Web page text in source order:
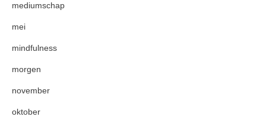
mediumschap
mei
mindfulness
morgen
november
oktober